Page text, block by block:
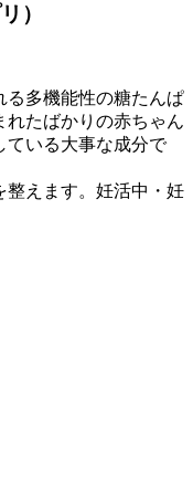
）
る多機能性の糖たんぱ
れたばかりの赤ちゃん
ている大事な成分で
整えます。妊活中・妊